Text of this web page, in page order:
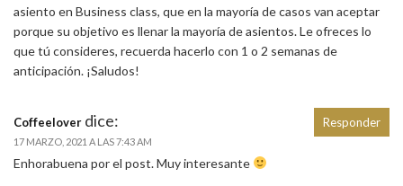
asiento en Business class, que en la mayoría de casos van aceptar
porque su objetivo es llenar la mayoría de asientos. Le ofreces lo
que tú consideres, recuerda hacerlo con 1 o 2 semanas de
anticipación. ¡Saludos!
Coffeelover dice:
17 MARZO, 2021 A LAS 7:43 AM
Enhorabuena por el post. Muy interesante
Responder